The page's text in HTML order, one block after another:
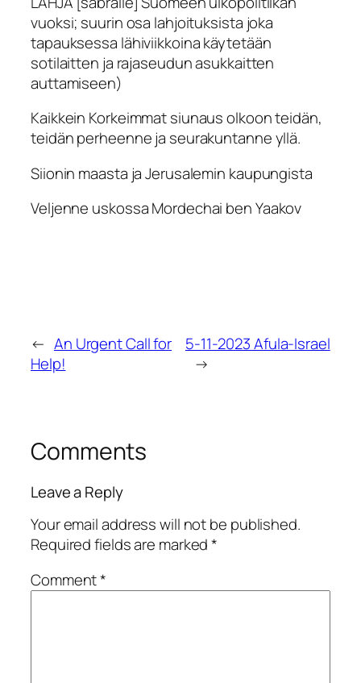
vuoksi; suurin osa lahjoituksista joka
tapauksessa lähiviikkoina käytetään
sotilaitten ja rajaseudun asukkaitten
auttamiseen)
Kaikkein Korkeimmat siunaus olkoon teidän,
teidän perheenne ja seurakuntanne yllä.
Siionin maasta ja Jerusalemin kaupungista
Veljenne uskossa Mordechai ben Yaakov
← An Urgent Call for
Help!
5-11-2023 Afula-Israel
→
Comments
Leave a Reply
Your email address will not be published.
Required fields are marked*
Comment*